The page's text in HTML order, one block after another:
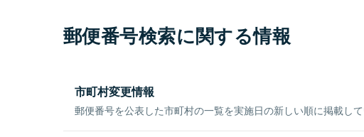
郵便番号検索に関する情報
市町村変更情報
郵便番号を公表した市町村の一覧を実施日の新しい順に掲載して